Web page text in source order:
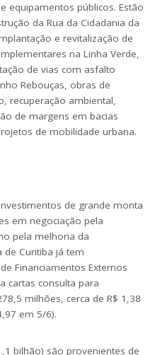
equipamentos públicos. Estão
da Rua da Cidadania da
e revitalização de
na Linha Verde,
de vias com asfalto
Rebouças, obras de
recuperação ambiental,
de margens em bacias
de mobilidade urbana.
de grande monta
em negociação pela
pela melhoria da
de Curitiba já tem
Financiamentos Externos
cartas consulta para
milhões, cerca de R$ 1,38
em 5/6).
bilhão) são provenientes de